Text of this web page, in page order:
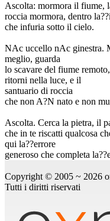
Ascolta: mormora il fiume,
roccia mormora, dentro
che infuria sotto il cielo.
NAc uccello nAc ginestra.
meglio, guarda
lo scavare del fiume
ritorni nella luce, e il
santuario di roccia
che non A?N nato e non
Ascolta. Cerca la pietra, il
che in te riscatti qualcosa
qui la??errore
generoso che completa
Copyright © 2005 ~ 2026
Tutti i diritti riservati